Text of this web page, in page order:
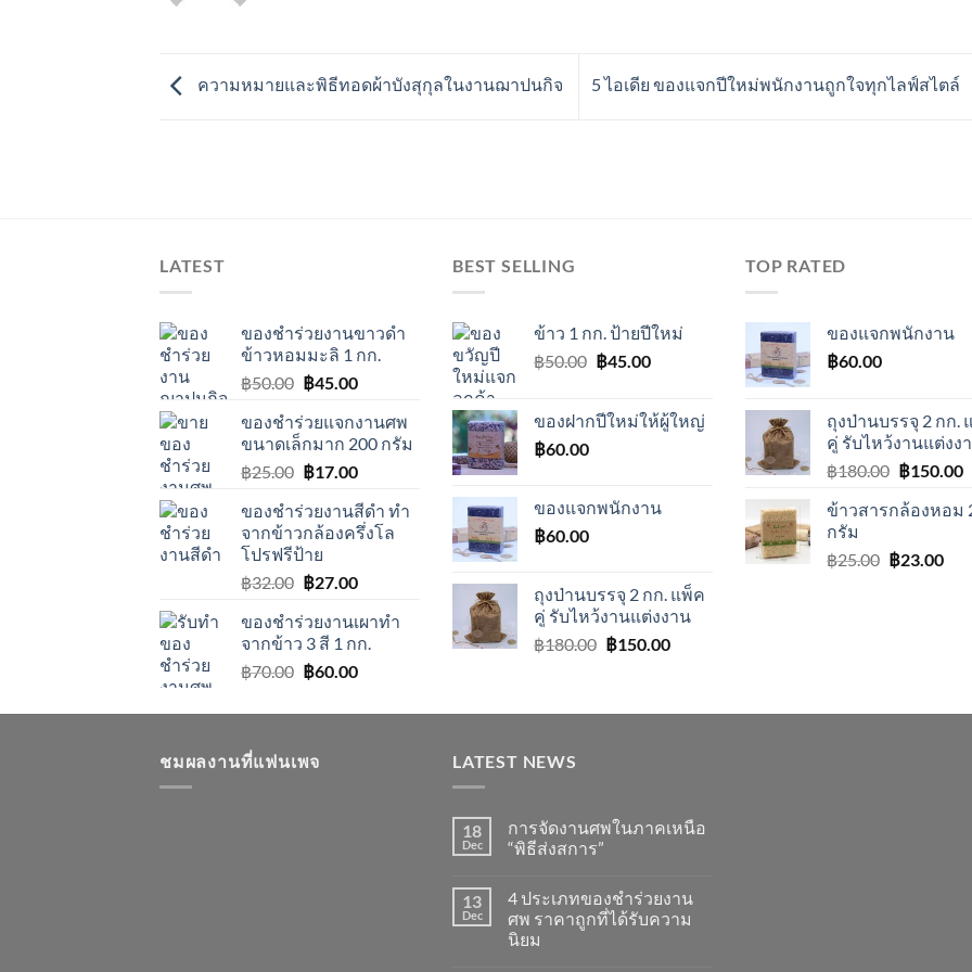
ความหมายและพิธีทอดผ้าบังสุกุลในงานฌาปนกิจ 5 ไอเดีย ของแจกปีใหม่พนักงานถูกใจทุกไลฟ์สไตล์
LATEST
ของชำร่วยงานขาวดำ
ข้าวหอมมะลิ 1 กก.
฿50.00 Original
was:
฿50.00.
฿45.00Current
is:
฿45.00.
ของชำร่วยแจกงานศพ
ขนาดเล็กมาก 200 กรัม
฿25.00 Original
was:
฿25.00.
฿17.00Current
is:
฿17.00.
ของชำร่วยงานสีดำ ทำ
จากข้าวกล้องครึ่งโล
โปรฟรีป้าย
฿32.00 Original
was:
฿32.00.
฿27.00Current
is:
฿27.00.
ของชำร่วยงานเผาทำ
จากข้าว 3 สี 1 กก.
฿70.00 Original
was:
฿60.00Current
is:
BEST SELLING
ข้าว 1 กก. ป้ายปีใหม่
฿50.00 Original
฿50.00.
฿45.00Current
฿45.00.
ของฝากปีใหม่ให้ผู้ใหญ่
฿60.00
ของแจกพนักงาน
฿60.00
ถุงป่านบรรจุ 2 กก. แพ็ค
คู่ รับไหว้งานแต่งงาน
฿180.00 Original
฿180.00.
฿150.00Current
฿150.00.
TOP RATED
ของแจกพนักงาน
฿60.00
ถุงป่านบรรจุ 2 กก.
คู่ รับไหว้งานแต่งง
฿180.00 Original
was:
฿150.00
ข้าวสารกล้องหอม
กรัม
฿25.00 Original
฿23.00
ชมผลงานที่แฟนเพจ LATEST NEWS
18
Dec
การจัดงานศพในภาคเหนือ
“พิธีส่งสการ”
13
Dec
4 ประเภทของชำร่วยงาน
ศพ ราคาถูกที่ได้รับความ
นิยม